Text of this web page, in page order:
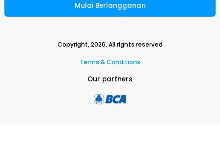
Mulai Berlangganan
Copyright,2026. All rights reserved
Terms & Conditions
Our partners